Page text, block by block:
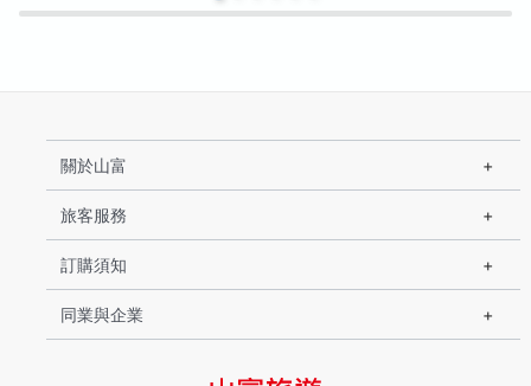
關於山富
旅客服務
訂購須知
同業與企業